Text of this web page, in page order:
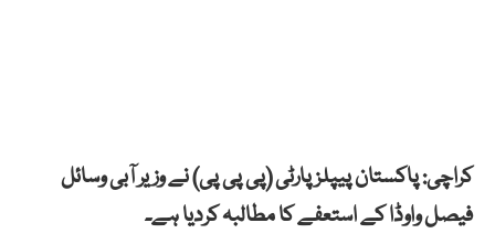
کراچی: پاکستان پیپلزپارٹی (پی پی پی) نے وزیر آبی وسائل
فیصل واوڈا کے استعفے کا مطالبہ کردیا ہے۔